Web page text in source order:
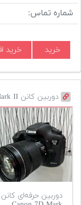
شماره تماس:
خرید خرید
دوربین کانن 7D Mark II بدنه دست دوم
دوربین حرفه‌ای